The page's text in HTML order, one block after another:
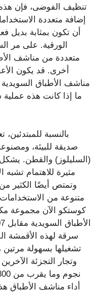
تنظيف الفوضى، فإن هذه
إضافة متعددة
أن تكون بمثابة بديل
الورقية. على مر
متعددة من مناشف
أخرى. قد يكون
مناشف الأطباق
ما إذا كانت هذه
بالنسبة
صديقة للبيئة،
(السليلوز) والقطن.
مثيرة للاهتمام
وتمتص أيضًا الكثير
متنوعة من
سرقة لهذه الأقمشة
تشغيلها بسهولة
أداء مناشف الأطباق